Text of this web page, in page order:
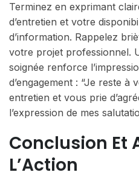
Terminez en exprimant
d’entretien et votre
d’information. Rappelez
votre projet professionnel.
soignée renforce
d’engagement : “Je reste
entretien et vous prie
l’expression de mes
Conclusion Et
L’Action